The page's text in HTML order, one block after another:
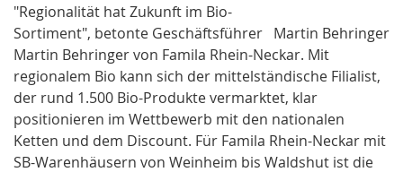
Martin Behringer
"Regionalität hat Zukunft im Bio-
Sortiment", betonte Ge­schäftsführer
Martin Behringervon Famila Rhein-Neckar. Mit
regionalem Bio kann sich der mittelständische Filialist,
der rund 1.500 Bio-Produkte vermarktet, klar
positionieren im Wettbewerb mit den nationalen
Ketten und dem Discount. Für Famila Rhein-Neckar mit
SB-Warenhäusern von Weinheim bis Waldshut ist die